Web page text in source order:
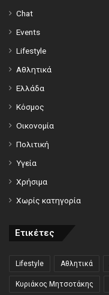
Chat
Events
Lifestyle
Αθλητικά
Ελλάδα
Κόσμος
Οικονομία
Πολιτική
Υγεία
Χρήσιμα
Χωρίς κατηγορία
Ετικέτες
Lifestyle Αθλητικά
Κυριάκος Μητσοτάκης